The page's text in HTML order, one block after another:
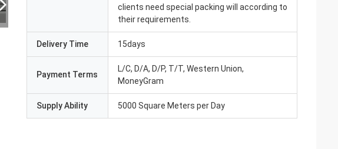
clients need special packing will according to
their requirements.
Delivery Time 15days
Payment Terms
L/C, D/A, D/P, T/T, Western Union,
MoneyGram
Supply Ability 5000 Square Meters per Day